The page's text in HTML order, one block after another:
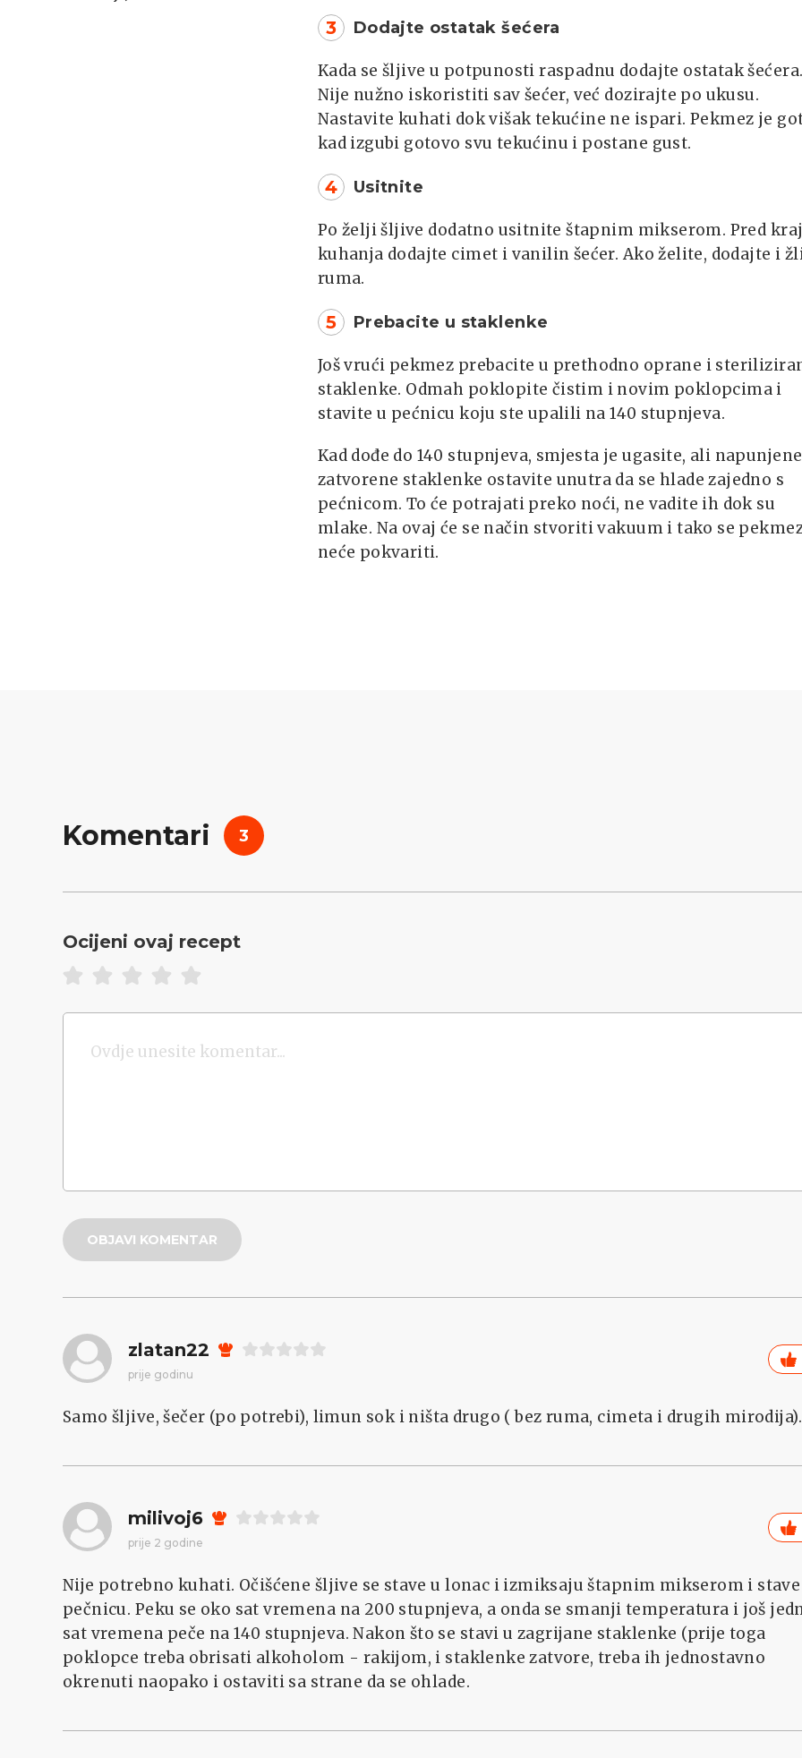
3 Dodajte ostatak šećera
Kada se šljive u potpunosti raspadnu dodajte ostatak šećera.
Nije nužno iskoristiti sav šećer, već dozirajte po ukusu.
Nastavite kuhati dok višak tekućine ne ispari. Pekmez je
kad izgubi gotovo svu tekućinu i postane gust.
4 Usitnite
Po želji šljive dodatno usitnite štapnim mikserom. Pred kraj
kuhanja dodajte cimet i vanilin šećer. Ako želite, dodajte i
ruma.
5 Prebacite u staklenke
Još vrući pekmez prebacite u prethodno oprane i
staklenke. Odmah poklopite čistim i novim poklopcima i
stavite u pećnicu koju ste upalili na 140 stupnjeva.
Kad dođe do 140 stupnjeva, smjesta je ugasite, ali
zatvorene staklenke ostavite unutra da se hlade zajedno s
pećnicom. To će potrajati preko noći, ne vadite ih dok su
mlake. Na ovaj će se način stvoriti vakuum i tako se
neće pokvariti.
Komentari 3
Ocijeni ovaj recept
OBJAVI KOMENTAR
zlatan22
prije godinu
Samo šljive, šečer (po potrebi), limun sok i ništa drugo ( bez ruma, cimeta i drugih mirodija).
milivoj6
prije 2 godine
Nije potrebno kuhati. Očišćene šljive se stave u lonac i izmiksaju štapnim mikserom i stave
pečnicu. Peku se oko sat vremena na 200 stupnjeva, a onda se smanji temperatura i još
sat vremena peče na 140 stupnjeva. Nakon što se stavi u zagrijane staklenke (prije toga
poklopce treba obrisati alkoholom - rakijom, i staklenke zatvore, treba ih jednostavno
okrenuti naopako i ostaviti sa strane da se ohlade.